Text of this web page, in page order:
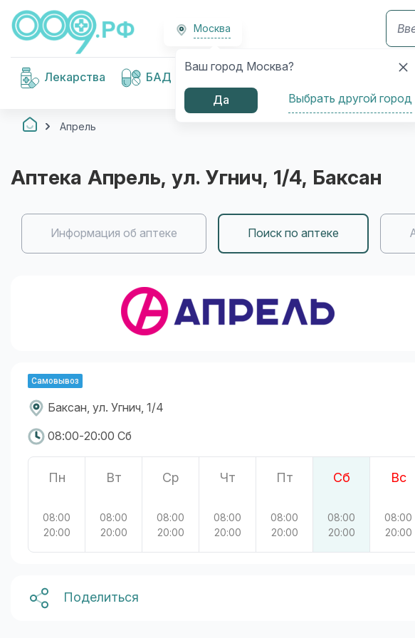
Москва
Ваш город Москва?
Да Выбрать другой город
Лекарства БАД
Медицинские
изделия
Апрель
Аптека Апрель, ул. Угнич, 1/4, Баксан
Информация об аптеке Поиск по аптеке
Самовывоз
Баксан, ул. Угнич, 1/4
08:00-20:00 Сб
Пн
08:00
20:00
Вт
08:00
20:00
Ср
08:00
20:00
Чт
08:00
20:00
Пт
08:00
20:00
Сб
08:00
20:00
Вс
08:00
20:00
Поделиться